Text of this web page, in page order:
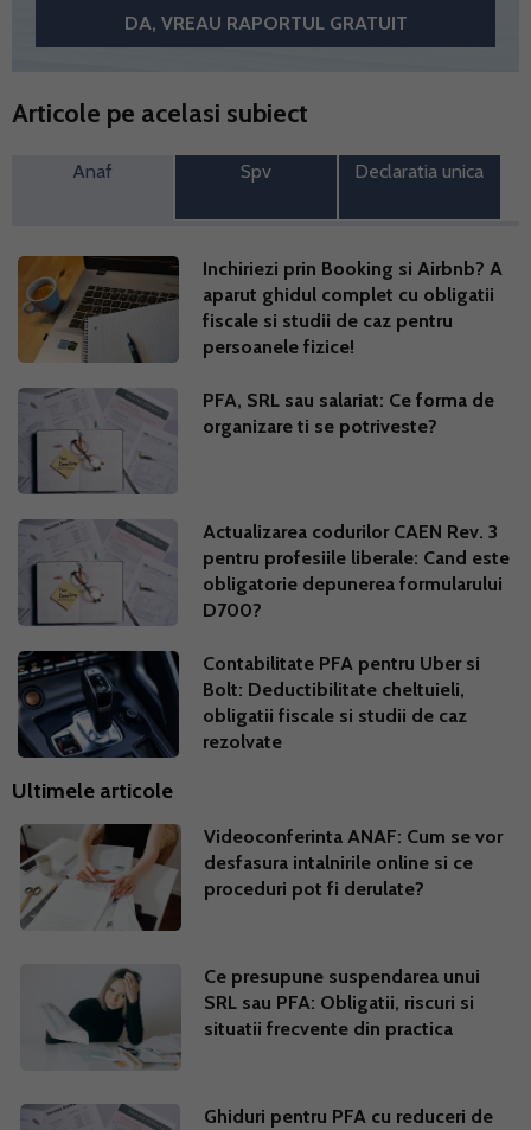
Articole pe acelasi subiect
Anaf Spv Declaratia unica
Inchiriezi prin Booking si Airbnb? A
aparut ghidul complet cu obligatii
fiscale si studii de caz pentru
persoanele fizice!
PFA, SRL sau salariat: Ce forma de
organizare ti se potriveste?
Actualizarea codurilor CAEN Rev. 3
pentru profesiile liberale: Cand este
obligatorie depunerea formularului
D700?
Contabilitate PFA pentru Uber si
Bolt: Deductibilitate cheltuieli,
obligatii fiscale si studii de caz
rezolvate
Ultimele articole
Videoconferinta ANAF: Cum se vor
desfasura intalnirile online si ce
proceduri pot fi derulate?
Ce presupune suspendarea unui
SRL sau PFA: Obligatii, riscuri si
situatii frecvente din practica
Ghiduri pentru PFA cu reduceri de